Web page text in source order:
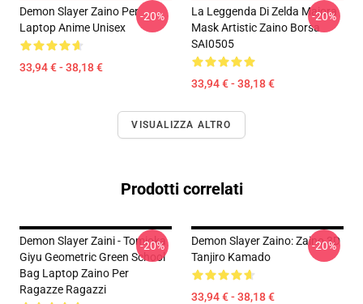
Demon Slayer Zaino Per
Laptop Anime Unisex
33,94 € - 38,18 €
-20%
La Leggenda Di Zelda Majora
Mask Artistic Zaino Borsa
SAI0505
33,94 € - 38,18 €
-20%
VISUALIZZA ALTRO
Prodotti correlati
Demon Slayer Zaini - Tomioka
Giyu Geometric Green School
Bag Laptop Zaino Per
Ragazze Ragazzi
-20%
Demon Slayer Zaino: Zaino 3D
Tanjiro Kamado
33,94 € - 38,18 €
-20%